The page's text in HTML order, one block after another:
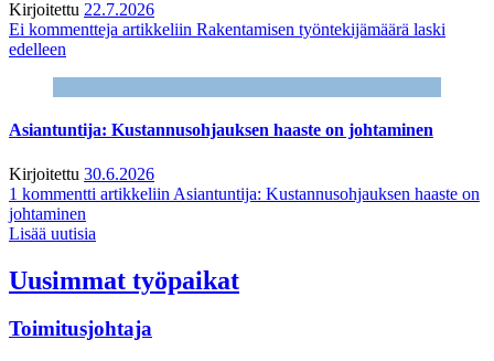
Kirjoitettu 22.7.2026
Ei kommentteja artikkeliin Rakentamisen työntekijämäärä laski
edelleen
Asiantuntija: Kustannusohjauksen haaste on johtaminen
Kirjoitettu 30.6.2026
1 kommentti artikkeliin Asiantuntija: Kustannusohjauksen haaste on
johtaminen
Lisää uutisia
Uusimmat työpaikat
Toimitusjohtaja